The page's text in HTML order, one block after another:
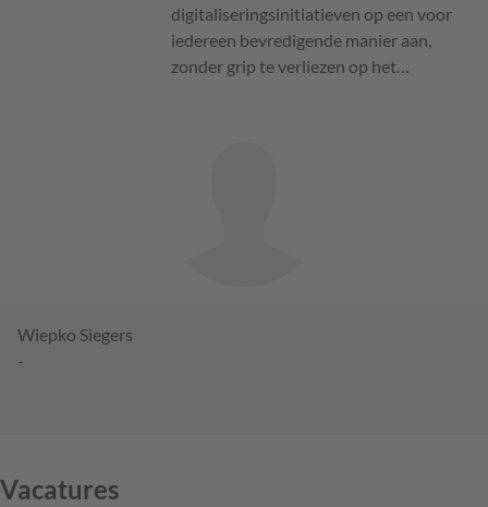
digitaliseringsinitiatieven op een voor
iedereen bevredigende manier aan,
zonder grip te verliezen op het…
Wiepko Siegers
-
Vacatures